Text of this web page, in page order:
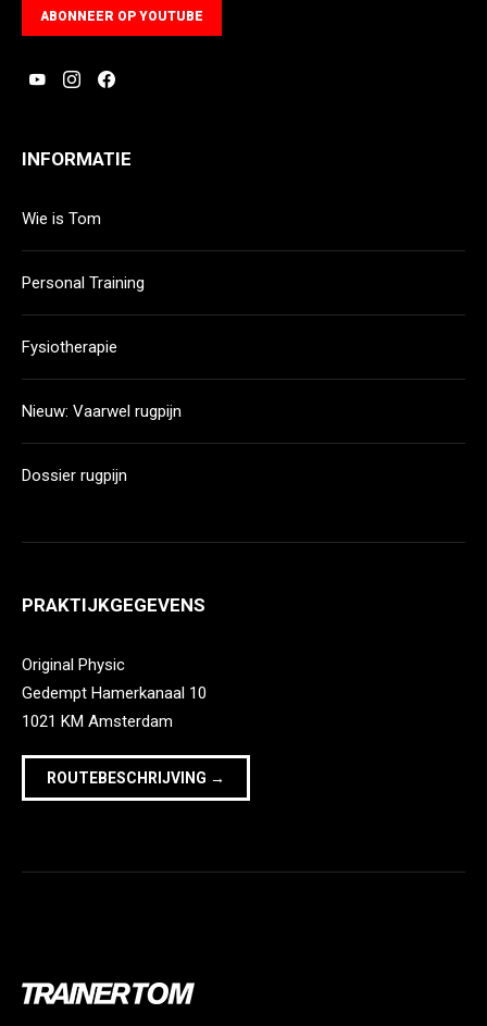
ABONNEER OP YOUTUBE
INFORMATIE
Wie is Tom
Personal Training
Fysiotherapie
Nieuw: Vaarwel rugpijn
Dossier rugpijn
PRAKTIJKGEGEVENS
Original Physic
Gedempt Hamerkanaal 10
1021 KM Amsterdam
ROUTEBESCHRIJVING →